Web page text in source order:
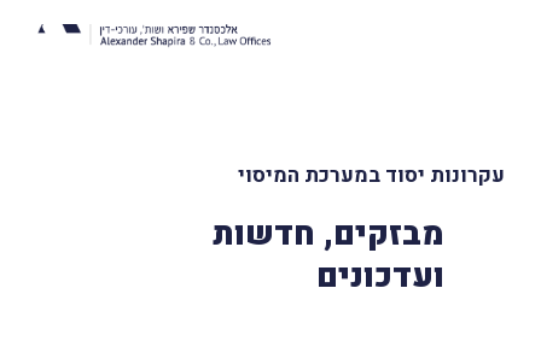
עקרונות יסוד במערכת המיסוי
מבזקים, חדשות
ועדכונים